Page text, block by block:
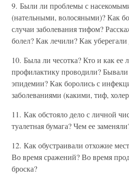
9. Были ли проблемы с
(нательными, волосяными)? Как
случаи заболевания тифом?
болел? Как лечили? Как
10. Была ли чесотка? Кто и как ее
профилактику проводили?
эпидемии? Как боролись с
заболеваниями (какими, тиф,
11. Как обстояло дело с личной
туалетная бумага? Чем ее
12. Как обустраивали отхожие
Во время сражений? Во время
броска?